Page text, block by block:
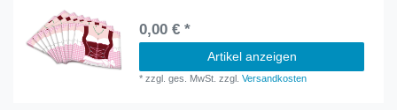
0,00 € *
Artikel anzeigen
*zzgl. ges. MwSt. zzgl.Versandkosten